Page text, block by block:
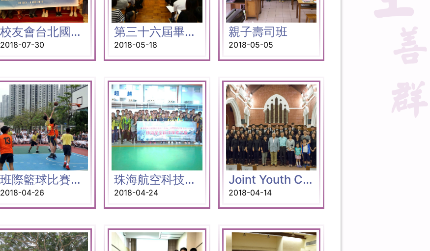
校友會台北國際合唱音樂節
2018-07-30
第三十六屆畢業典禮
2018-05-18
親子壽司班
2018-05-05
班際籃球比賽決賽
2018-04-26
珠海航空科技探索之旅
2018-04-24
Joint Youth Choir Showcase Rejoice!
2018-04-14